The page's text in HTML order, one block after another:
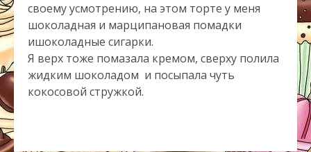
своему усмотрению, на этом торте у меня
шоколадная и марципановая помадки
ишоколадные сигарки.
Я верх тоже помазала кремом, сверху полила
жидким шоколадом и посыпала чуть
кокосовой стружкой.